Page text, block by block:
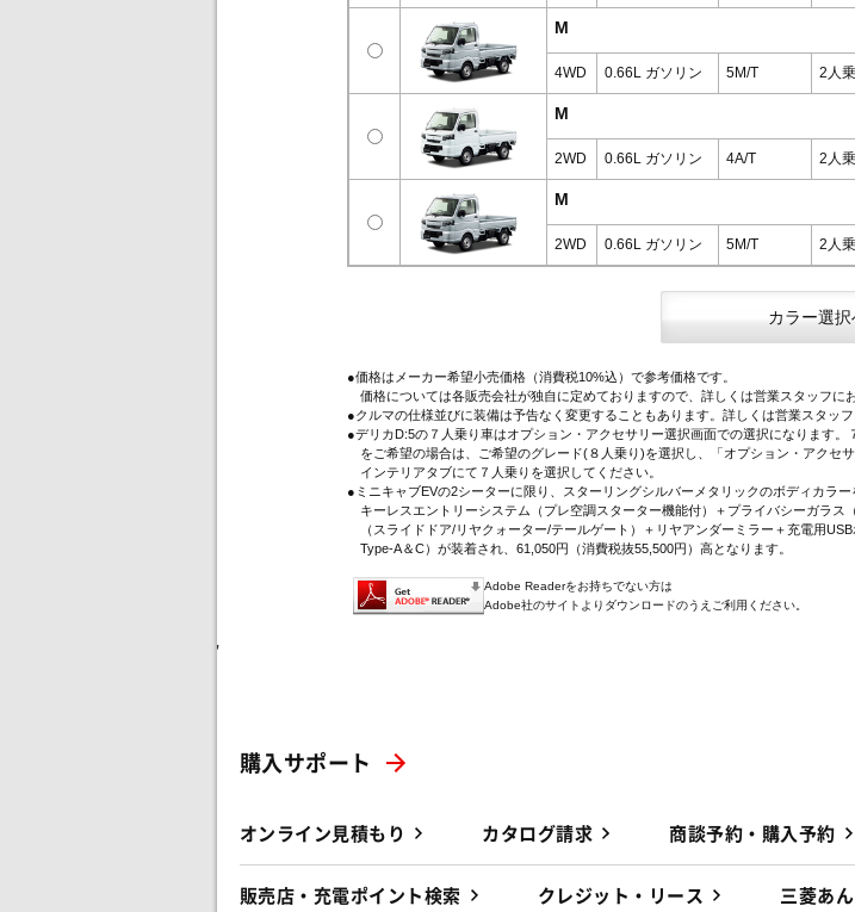
M
4WD 0.66L ガソリン 5M/T 2人
M
2WD 0.66L ガソリン 4A/T 2人
M
2WD 0.66L ガソリン 5M/T 2人
カラー選択
●価格はメーカー希望小売価格（消費税10%込）で参考価格です。
価格については各販売会社が独自に定めておりますので、詳しくは営業スタッフに
●クルマの仕様並びに装備は予告なく変更することもあります。詳しくは営業スタッフ
●デリカD:5の７人乗り車はオプション・アクセサリー選択画面での選択になります。
をご希望の場合は、ご希望のグレード(８人乗り)を選択し、「オプション・アクセ
インテリアタブにて７人乗りを選択してください。
●ミニキャブEVの2シーターに限り、スターリングシルバーメタリックのボディカラー
キーレスエントリーシステム（プレ空調スターター機能付）＋プライバシーガラス
（スライドドア/リヤクォーター/テールゲート）＋リヤアンダーミラー＋充電用USB
Type-A＆C）が装着され、61,050円（消費税抜55,500円）高となります。
Adobe Readerをお持ちでない方は
Adobe社のサイトよりダウンロードのうえご利用ください。
'
購入サポート
オンライン見積もり カタログ請求 商談予約・購入予約
販売店・充電ポイント検索 クレジット・リース 三菱あ